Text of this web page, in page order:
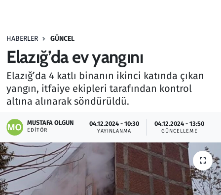
HABERLER GÜNCEL
Elazığ’da ev yangını
Elazığ’da 4 katlı binanın ikinci katında çıkan
yangın, itfaiye ekipleri tarafından kontrol
altına alınarak söndürüldü.
MUSTAFA OLGUN
EDITÖR
04.12.2024 - 10:30
YAYINLANMA
04.12.2024 - 13:50
GÜNCELLEME
Haber
Kültür Sanat
Kurumsal Haberler
Memur ve Kamu
Otomobil
Oyun